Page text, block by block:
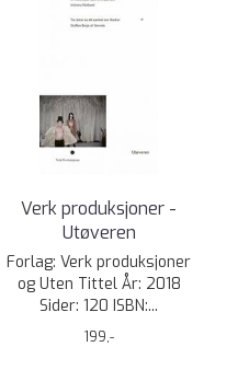
Verk produksjoner -
Utøveren
Forlag: Verk produksjoner
og Uten Tittel År: 2018​
Sider: 120 ISBN:...
199,-